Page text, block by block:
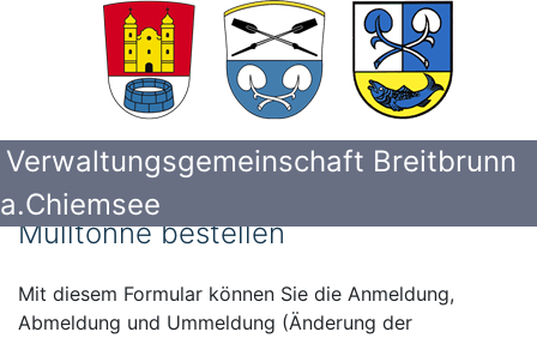
Verwaltungsgemeinschaft Breitbrunn
a.Chiemsee
Mülltonne bestellen
Mit diesem Formular können Sie die Anmeldung,
Abmeldung und Ummeldung (Änderung der